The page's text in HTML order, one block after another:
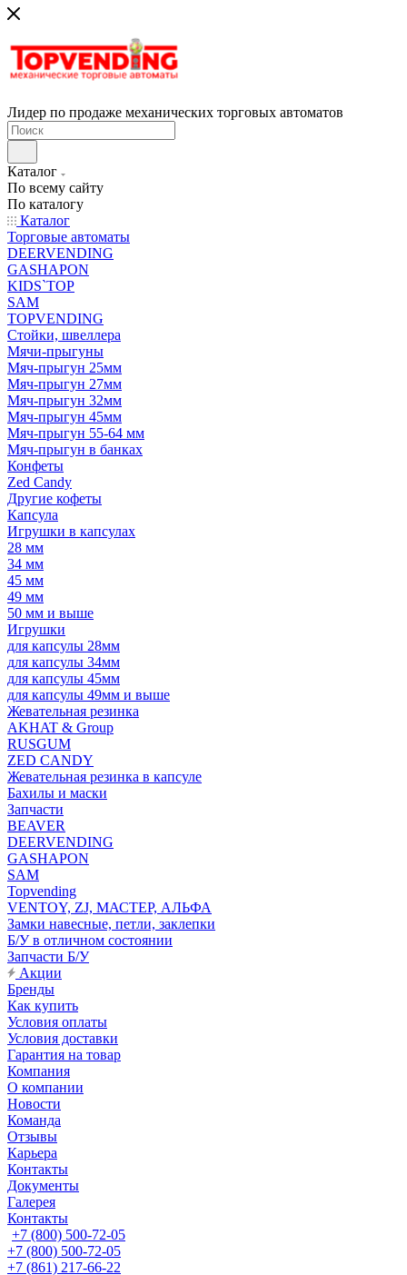
Лидер по продаже механических торговых автоматов
Каталог
По всему сайту
По каталогу
Каталог
Торговые автоматы
DEERVENDING
GASHAPON
KIDS`TOP
SAM
TOPVENDING
Стойки, швеллера
Мячи-прыгуны
Мяч-прыгун 25мм
Мяч-прыгун 27мм
Мяч-прыгун 32мм
Мяч-прыгун 45мм
Мяч-прыгун 55-64 мм
Мяч-прыгун в банках
Конфеты
Zed Candy
Другие кофеты
Капсула
Игрушки в капсулах
28 мм
34 мм
45 мм
49 мм
50 мм и выше
Игрушки
для капсулы 28мм
для капсулы 34мм
для капсулы 45мм
для капсулы 49мм и выше
Жевательная резинка
AKHAT & Group
RUSGUM
ZED CANDY
Жевательная резинка в капсуле
Бахилы и маски
Запчасти
BEAVER
DEERVENDING
GASHAPON
SAM
Topvending
VENTOY, ZJ, МАСТЕР, АЛЬФА
Замки навесные, петли, заклепки
Б/У в отличном состоянии
Запчасти Б/У
Акции
Бренды
Как купить
Условия оплаты
Условия доставки
Гарантия на товар
Компания
О компании
Новости
Команда
Отзывы
Карьера
Контакты
Документы
Галерея
Контакты
+7 (800) 500-72-05
+7 (800) 500-72-05
+7 (861) 217-66-22